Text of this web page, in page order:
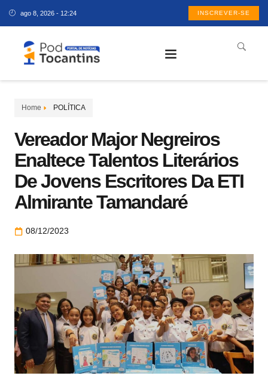
ago 8, 2026 - 12:24 INSCREVER-SE
Home POLÍTICA
Vereador Major Negreiros
Enaltece Talentos Literários
De Jovens Escritores Da ETI
Almirante Tamandaré
08/12/2023